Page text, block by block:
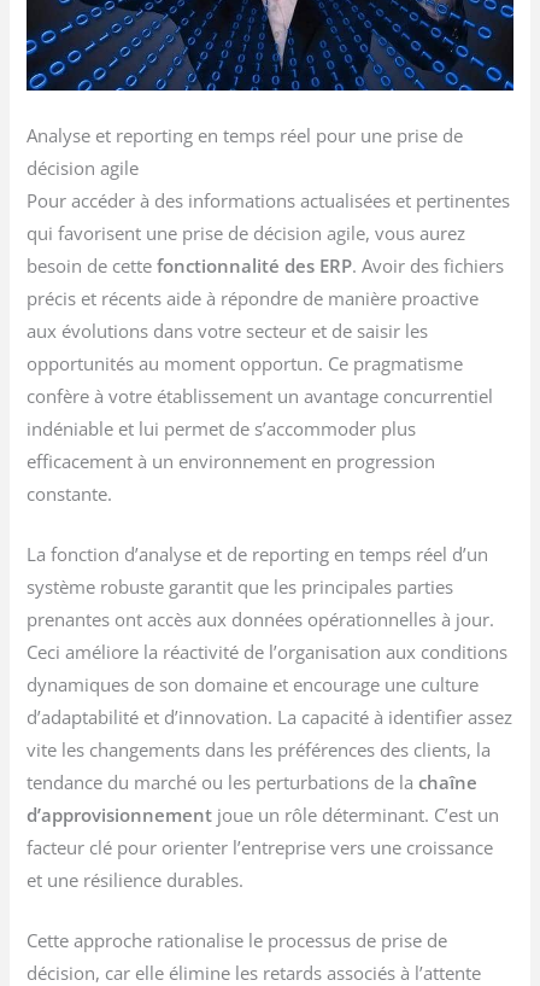
Analyse et reporting en temps réel pour une prise de
décision agile
Pour accéder à des informations actualisées et pertinentes
qui favorisent une prise de décision agile, vous aurez
besoin de cettefonctionnalité des ERP. Avoir des fichiers
précis et récents aide à répondre de manière proactive
aux évolutions dans votre secteur et de saisir les
opportunités au moment opportun. Ce pragmatisme
confère à votre établissement un avantage concurrentiel
indéniable et lui permet de s’accommoder plus
efficacement à un environnement en progression
constante.
La fonction d’analyse et de reporting en temps réel d’un
système robuste garantit que les principales parties
prenantes ont accès aux données opérationnelles à jour.
Ceci améliore la réactivité de l’organisation aux conditions
dynamiques de son domaine et encourage une culture
d’adaptabilité et d’innovation. La capacité à identifier assez
vite les changements dans les préférences des clients, la
tendance du marché ou les perturbations de lachaîne
d’approvisionnement joue un rôle déterminant. C’est un
facteur clé pour orienter l’entreprise vers une croissance
et une résilience durables.
Cette approche rationalise le processus de prise de
décision, car elle élimine les retards associés à l’attente